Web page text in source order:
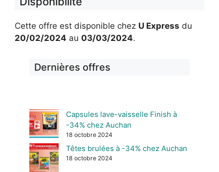
Cette offre est disponible chez U Express du
20/02/2024 au 03/03/2024.
Dernières offres
Capsules lave-vaisselle Finish à
-34% chez Auchan
18 octobre 2024
Têtes brulées à -34% chez Auchan
18 octobre 2024